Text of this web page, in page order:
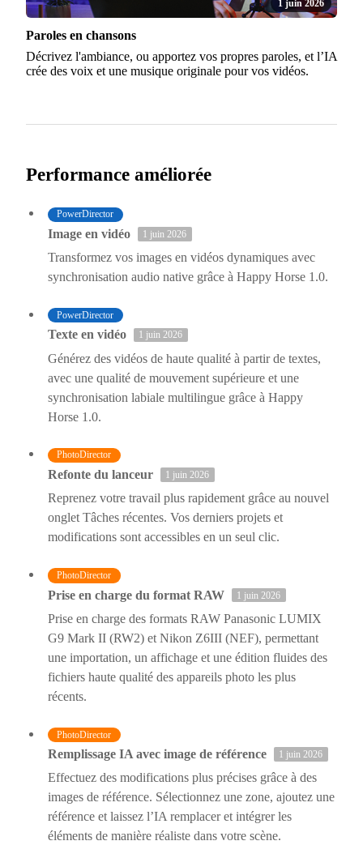
1 juin 2026
Paroles en chansons
Décrivez l'ambiance, ou apportez vos propres paroles, et l’IA
crée des voix et une musique originale pour vos vidéos.
Performance améliorée
PowerDirector
Image en vidéo 1 juin 2026
Transformez vos images en vidéos dynamiques avec
synchronisation audio native grâce à Happy Horse 1.0.
PowerDirector
Texte en vidéo 1 juin 2026
Générez des vidéos de haute qualité à partir de textes,
avec une qualité de mouvement supérieure et une
synchronisation labiale multilingue grâce à Happy
Horse 1.0.
PhotoDirector
Refonte du lanceur 1 juin 2026
Reprenez votre travail plus rapidement grâce au nouvel
onglet Tâches récentes. Vos derniers projets et
modifications sont accessibles en un seul clic.
PhotoDirector
Prise en charge du format RAW 1 juin 2026
Prise en charge des formats RAW Panasonic LUMIX
G9 Mark II (RW2) et Nikon Z6III (NEF), permettant
une importation, un affichage et une édition fluides des
fichiers haute qualité des appareils photo les plus
récents.
PhotoDirector
Remplissage IA avec image de référence 1 juin 2026
Effectuez des modifications plus précises grâce à des
images de référence. Sélectionnez une zone, ajoutez une
référence et laissez l’IA remplacer et intégrer les
éléments de manière réaliste dans votre scène.